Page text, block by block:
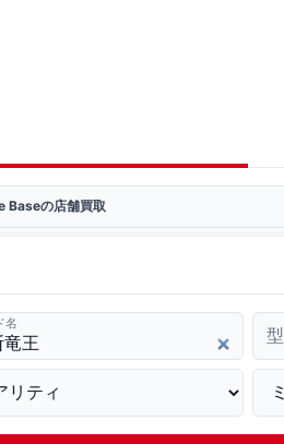
Baseの店舗買取
名